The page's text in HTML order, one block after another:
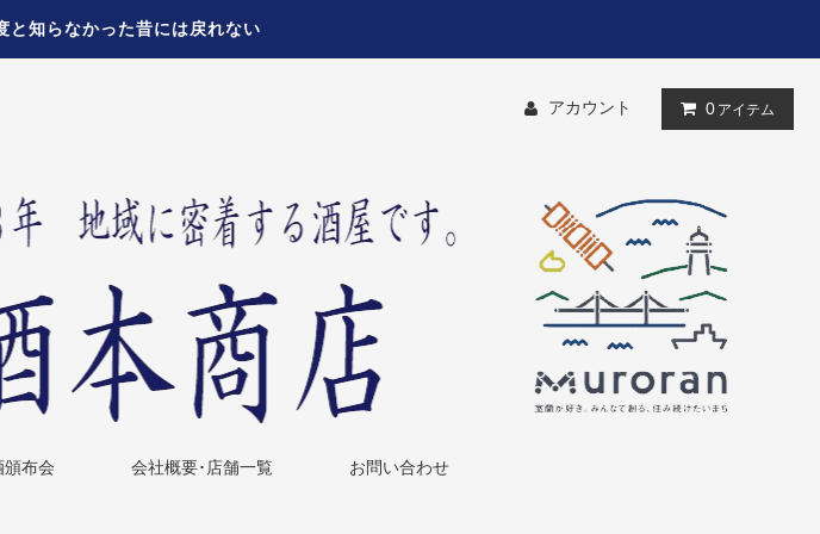
と知らなかった昔には戻れない
アカウント 0 アイテム
頒布会 会社概要･店舗一覧 お問い合わせ